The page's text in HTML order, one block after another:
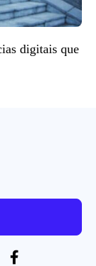
digitais que